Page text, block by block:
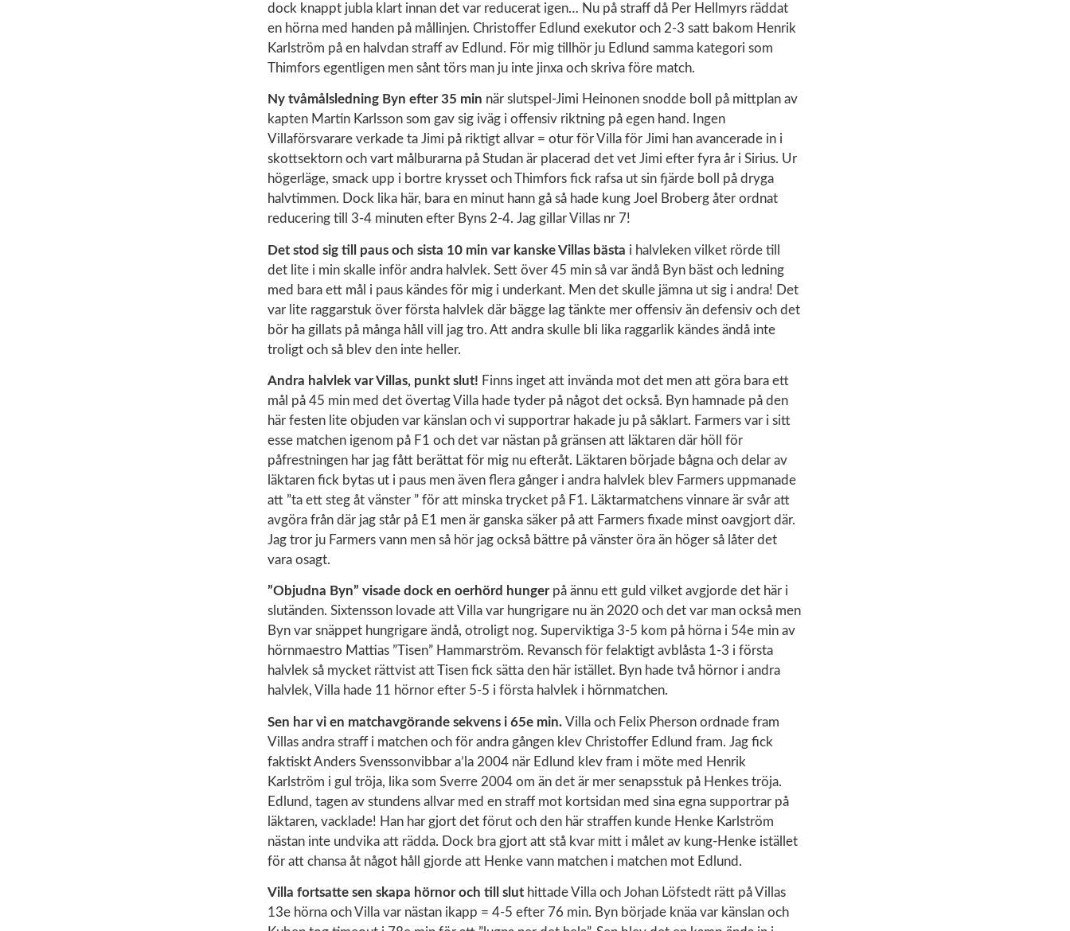
dock knappt jubla klart innan det var reducerat igen… Nu på straff då Per Hellmyrs räddat
en hörna med handen på mållinjen. Christoffer Edlund exekutor och 2-3 satt bakom Henrik
Karlström på en halvdan straff av Edlund. För mig tillhör ju Edlund samma kategori som
Thimfors egentligen men sånt törs man ju inte jinxa och skriva före match.
Ny tvåmålsledning Byn efter 35 min när slutspel-Jimi Heinonen snodde boll på mittplan av
kapten Martin Karlsson som gav sig iväg i offensiv riktning på egen hand. Ingen
Villaförsvarare verkade ta Jimi på riktigt allvar = otur för Villa för Jimi han avancerade in i
skottsektorn och vart målburarna på Studan är placerad det vet Jimi efter fyra år i Sirius. Ur
högerläge, smack upp i bortre krysset och Thimfors fick rafsa ut sin fjärde boll på dryga
halvtimmen. Dock lika här, bara en minut hann gå så hade kung Joel Broberg åter ordnat
reducering till 3-4 minuten efter Byns 2-4. Jag gillar Villas nr 7!
Det stod sig till paus och sista 10 min var kanske Villas bästa i halvleken vilket rörde till
det lite i min skalle inför andra halvlek. Sett över 45 min så var ändå Byn bäst och ledning
med bara ett mål i paus kändes för mig i underkant. Men det skulle jämna ut sig i andra! Det
var lite raggarstuk över första halvlek där bägge lag tänkte mer offensiv än defensiv och det
bör ha gillats på många håll vill jag tro. Att andra skulle bli lika raggarlik kändes ändå inte
troligt och så blev den inte heller.
Andra halvlek var Villas, punkt slut! Finns inget att invända mot det men att göra bara ett
mål på 45 min med det övertag Villa hade tyder på något det också. Byn hamnade på den
här festen lite objuden var känslan och vi supportrar hakade ju på såklart. Farmers var i sitt
esse matchen igenom på F1 och det var nästan på gränsen att läktaren där höll för
påfrestningen har jag fått berättat för mig nu efteråt. Läktaren började bågna och delar av
läktaren fick bytas ut i paus men även flera gånger i andra halvlek blev Farmers uppmanade
att ”ta ett steg åt vänster ” för att minska trycket på F1. Läktarmatchens vinnare är svår att
avgöra från där jag står på E1 men är ganska säker på att Farmers fixade minst oavgjort där.
Jag tror ju Farmers vann men så hör jag också bättre på vänster öra än höger så låter det
vara osagt.
”Objudna Byn” visade dock en oerhörd hunger på ännu ett guld vilket avgjorde det här i
slutänden. Sixtensson lovade att Villa var hungrigare nu än 2020 och det var man också men
Byn var snäppet hungrigare ändå, otroligt nog. Superviktiga 3-5 kom på hörna i 54e min av
hörnmaestro Mattias ”Tisen” Hammarström. Revansch för felaktigt avblåsta 1-3 i första
halvlek så mycket rättvist att Tisen fick sätta den här istället. Byn hade två hörnor i andra
halvlek, Villa hade 11 hörnor efter 5-5 i första halvlek i hörnmatchen.
Sen har vi en matchavgörande sekvens i 65e min. Villa och Felix Pherson ordnade fram
Villas andra straff i matchen och för andra gången klev Christoffer Edlund fram. Jag fick
faktiskt Anders Svenssonvibbar a’la 2004 när Edlund klev fram i möte med Henrik
Karlström i gul tröja, lika som Sverre 2004 om än det är mer senapsstuk på Henkes tröja.
Edlund, tagen av stundens allvar med en straff mot kortsidan med sina egna supportrar på
läktaren, vacklade! Han har gjort det förut och den här straffen kunde Henke Karlström
nästan inte undvika att rädda. Dock bra gjort att stå kvar mitt i målet av kung-Henke istället
för att chansa åt något håll gjorde att Henke vann matchen i matchen mot Edlund.
Villa fortsatte sen skapa hörnor och till slut hittade Villa och Johan Löfstedt rätt på Villas
13e hörna och Villa var nästan ikapp = 4-5 efter 76 min. Byn började knäa var känslan och